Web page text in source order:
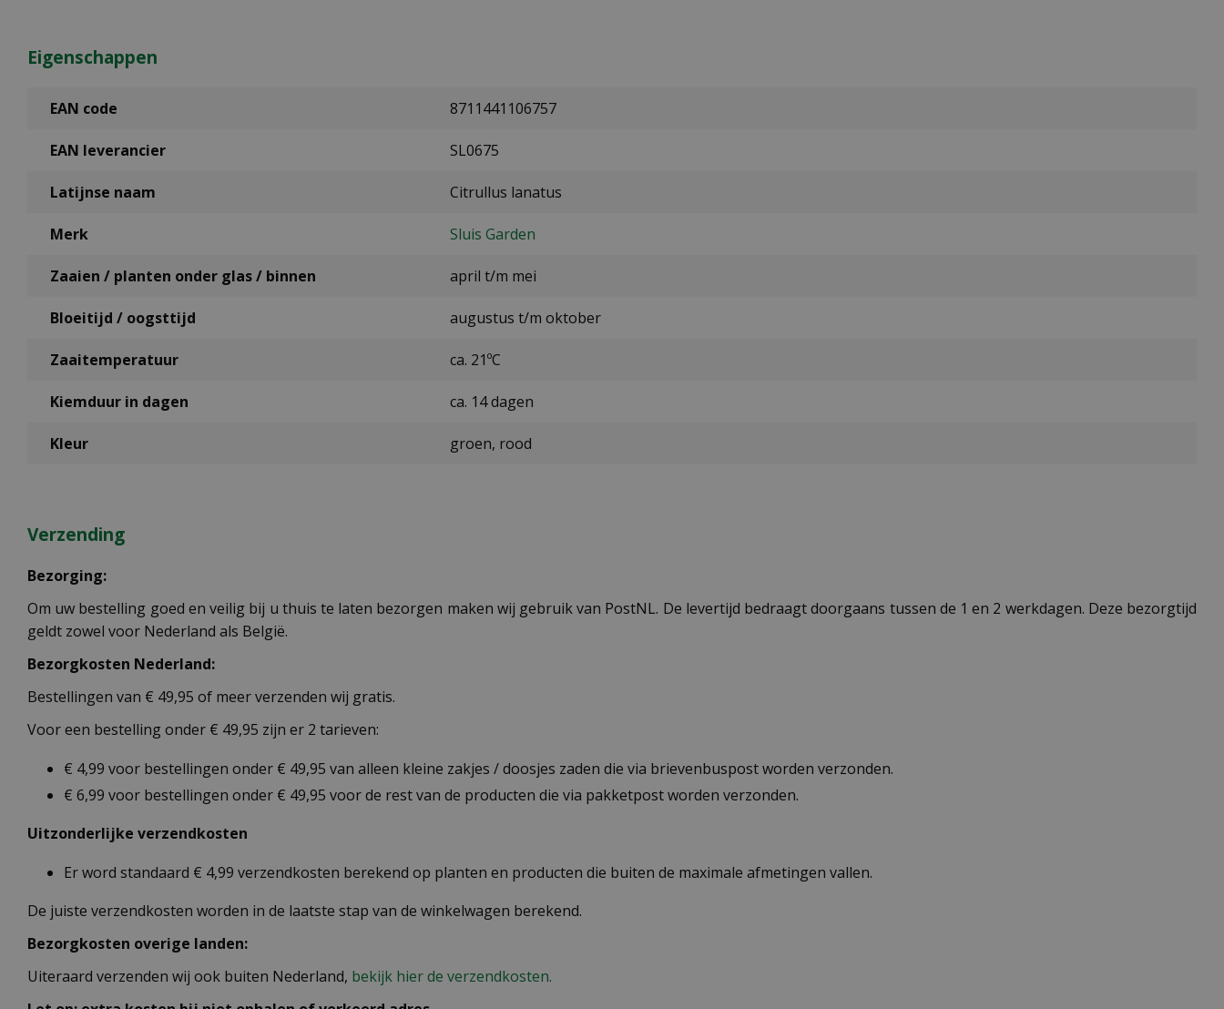
Eigenschappen
EAN code 8711441106757
EAN leverancier SL0675
Latijnse naam Citrullus lanatus
Merk Sluis Garden
Zaaien / planten onder glas / binnen april t/m mei
Bloeitijd / oogsttijd augustus t/m oktober
Zaaitemperatuur ca. 21ºC
Kiemduur in dagen ca. 14 dagen
Kleur groen, rood
Verzending
Bezorging:
Om uw bestelling goed en veilig bij u thuis te laten bezorgen maken wij gebruik van PostNL. De levertijd bedraagt doorgaans tussen de 1 en 2 werkdagen. Deze bezorgtijd
geldt zowel voor Nederland als België.
Bezorgkosten Nederland:
Bestellingen van € 49,95 of meer verzenden wij gratis.
Voor een bestelling onder € 49,95 zijn er 2 tarieven:
€ 4,99 voor bestellingen onder € 49,95 van alleen kleine zakjes / doosjes zaden die via brievenbuspost worden verzonden.
€ 6,99 voor bestellingen onder € 49,95 voor de rest van de producten die via pakketpost worden verzonden.
Uitzonderlijke verzendkosten
Er word standaard € 4,99 verzendkosten berekend op planten en producten die buiten de maximale afmetingen vallen.
De juiste verzendkosten worden in de laatste stap van de winkelwagen berekend.
Bezorgkosten overige landen:
Uiteraard verzenden wij ook buiten Nederland, bekijk hier de verzendkosten.